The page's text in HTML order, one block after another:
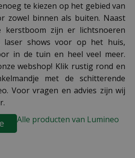
te kiezen op het gebied van
zowel binnen als buiten. Naast
kerstboom zijn er lichtsnoeren
shows voor op het huis,
in de tuin en heel veel meer.
webshop! Klik rustig rond en
met de schitterende
Voor vragen en advies zijn wij
Alle producten van Lumineo